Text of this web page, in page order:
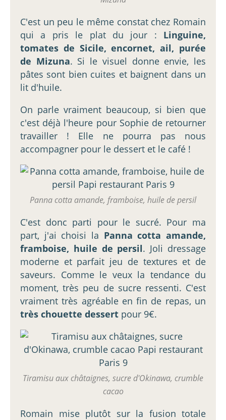
C'est un peu le même constat chez Romain
qui a pris le plat du jour : Linguine,
tomates de Sicile, encornet, ail, purée
de Mizuna. Si le visuel donne envie, les
pâtes sont bien cuites et baignent dans un
lit d'huile.
On parle vraiment beaucoup, si bien que
c'est déjà l'heure pour Sophie de retourner
travailler ! Elle ne pourra pas nous
accompagner pour le dessert et le café !
Panna cotta amande, framboise, huile de persil
C'est donc parti pour le sucré. Pour ma
part, j'ai choisi la Panna cotta amande,
framboise, huile de persil. Joli dressage
moderne et parfait jeu de textures et de
saveurs. Comme le veux la tendance du
moment, très peu de sucre ressenti. C'est
vraiment très agréable en fin de repas, un
très chouette dessert pour 9€.
Tiramisu aux châtaignes, sucre d'Okinawa, crumble
cacao
Romain mise plutôt sur la fusion totale